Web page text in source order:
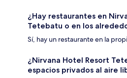
¿Hay restaurantes en
Tetebatu o en los
Sí, hay un restaurante en la
¿Nirvana Hotel Resort
espacios privados al aire